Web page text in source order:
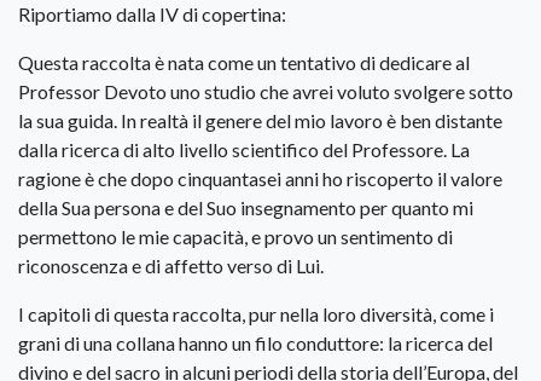
Riportiamo dalla IV di copertina:
Questa raccolta è nata come un tentativo di dedicare al
Professor Devoto uno studio che avrei voluto svolgere sotto
la sua guida. In realtà il genere del mio lavoro è ben distante
dalla ricerca di alto livello scientifico del Professore. La
ragione è che dopo cinquantasei anni ho riscoperto il valore
della Sua persona e del Suo insegnamento per quanto mi
permettono le mie capacità, e provo un sentimento di
riconoscenza e di affetto verso di Lui.
I capitoli di questa raccolta, pur nella loro diversità, come i
grani di una collana hanno un filo conduttore: la ricerca del
divino e del sacro in alcuni periodi della storia dell’Europa, del